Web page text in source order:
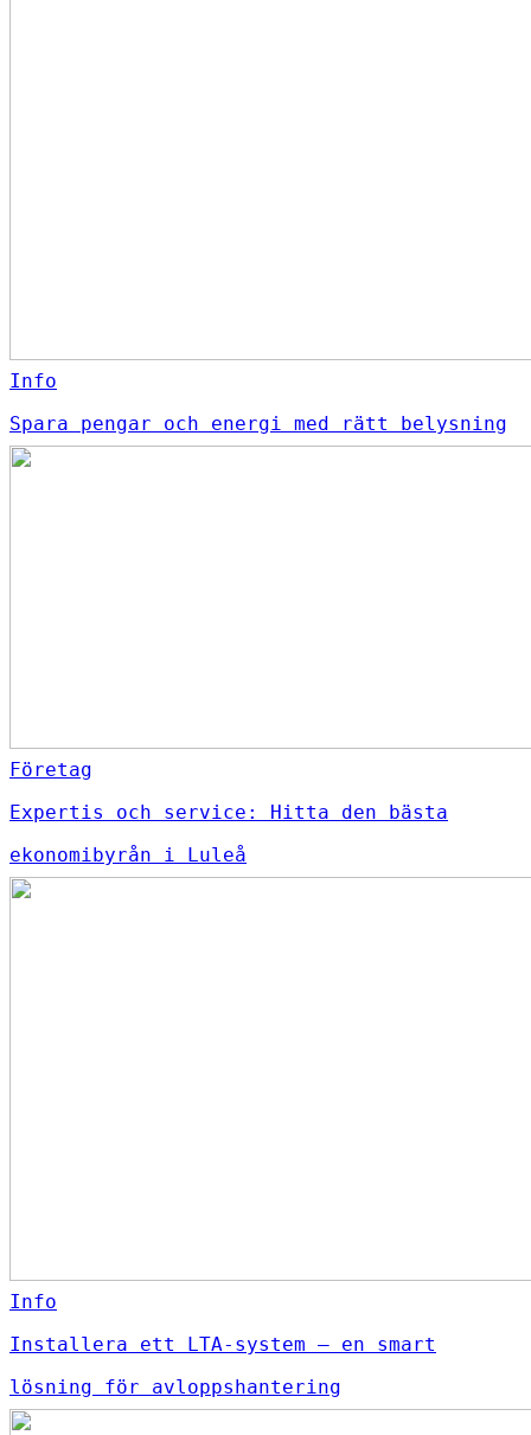
Info
Spara pengar och energi med rätt belysning
Företag
Expertis och service: Hitta den bästa
ekonomibyrån i Luleå
Info
Installera ett LTA-system – en smart
lösning för avloppshantering